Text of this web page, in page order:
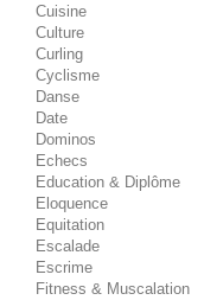
Cuisine
Culture
Curling
Cyclisme
Danse
Date
Dominos
Echecs
Education & Diplôme
Eloquence
Equitation
Escalade
Escrime
Fitness & Muscalation